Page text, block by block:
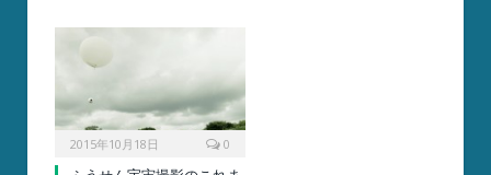
2015年10月18日 0